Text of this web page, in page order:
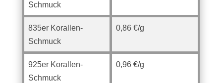
Schmuck
835er Korallen-
Schmuck
0,86 €/g
925er Korallen-
Schmuck
0,96 €/g